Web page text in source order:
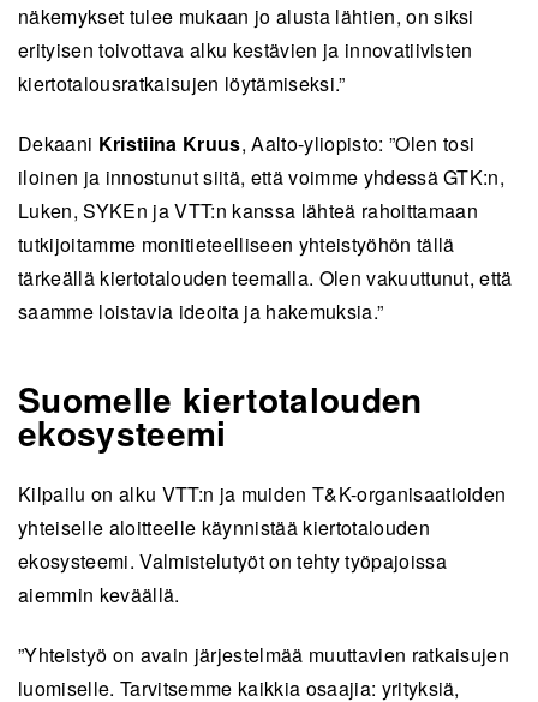
näkemykset tulee mukaan jo alusta lähtien, on siksi
erityisen toivottava alku kestävien ja innovatiivisten
kiertotalousratkaisujen löytämiseksi.”
Dekaani Kristiina Kruus, Aalto-yliopisto: ”Olen tosi
iloinen ja innostunut siitä, että voimme yhdessä GTK:n,
Luken, SYKEn ja VTT:n kanssa lähteä rahoittamaan
tutkijoitamme monitieteelliseen yhteistyöhön tällä
tärkeällä kiertotalouden teemalla. Olen vakuuttunut, että
saamme loistavia ideoita ja hakemuksia.”
Suomelle kiertotalouden
ekosysteemi
Kilpailu on alku VTT:n ja muiden T&K-organisaatioiden
yhteiselle aloitteelle käynnistää kiertotalouden
ekosysteemi. Valmistelutyöt on tehty työpajoissa
aiemmin keväällä.
”Yhteistyö on avain järjestelmää muuttavien ratkaisujen
luomiselle. Tarvitsemme kaikkia osaajia: yrityksiä,